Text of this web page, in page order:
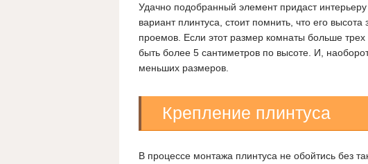
Удачно подобранный элемент придаст
вариант плинтуса, стоит помнить, что его
проемов. Если этот размер комнаты больше
быть более 5 сантиметров по высоте. И,
меньших размеров.
Крепление плинтуса
В процессе монтажа плинтуса не обойтись без